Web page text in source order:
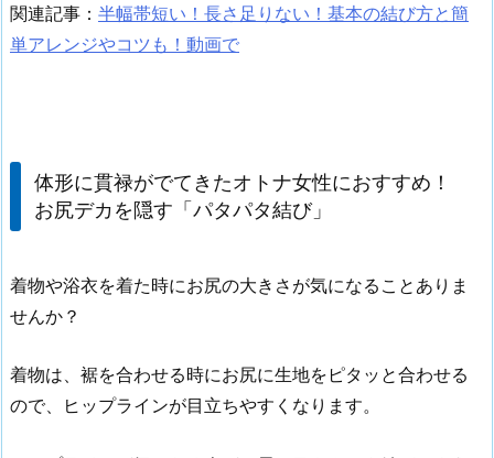
関連記事： 半幅帯短い！長さ足りない！基本の結び方と簡
単アレンジやコツも！動画で
体形に貫禄がでてきたオトナ女性におすすめ！
お尻デカを隠す「パタパタ結び」
着物や浴衣を着た時にお尻の大きさが気になることありま
せんか？
着物は、裾を合わせる時にお尻に生地をピタッと合わせる
ので、ヒップラインが目立ちやすくなります。